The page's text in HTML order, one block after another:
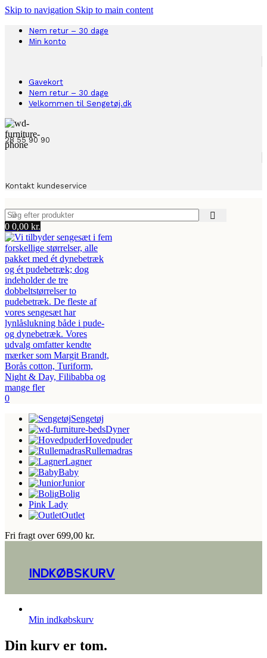
Skip to navigation Skip to main content
Nem retur – 30 dage
Min konto
Gavekort
Nem retur – 30 dage
Velkommen til Sengetøj.dk
28 55 90 90
Kontakt kundeservice
0 0,00 kr.
0
Sengetøj
Dyner
Hovedpuder
Rullemadras
Lagner
Baby
Junior
Bolig
Pink Lady
Outlet
Fri fragt over 699,00 kr.
INDKØBSKURV
Min indkøbskurv
Din kurv er tom.